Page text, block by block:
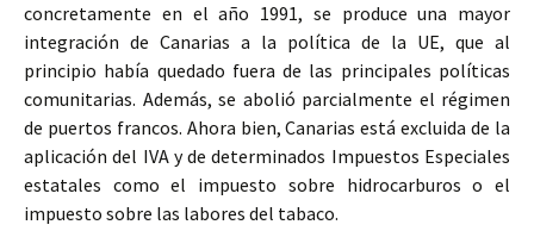
concretamente en el año 1991, se produce una mayor
integración de Canarias a la política de la UE, que al
principio había quedado fuera de las principales políticas
comunitarias. Además, se abolió parcialmente el régimen
de puertos francos. Ahora bien, Canarias está excluida de la
aplicación del IVA y de determinados Impuestos Especiales
estatales como el impuesto sobre hidrocarburos o el
impuesto sobre las labores del tabaco.